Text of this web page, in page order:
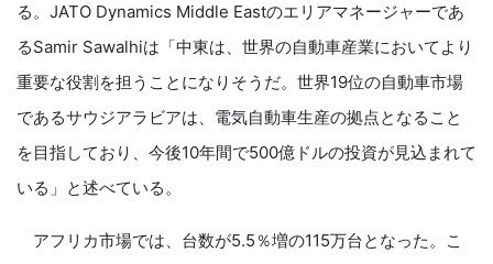
る。JATO Dynamics Middle Eastのエリアマネージャーであ
るSamir Sawalhiは「中東は、世界の自動車産業においてより
重要な役割を担うことになりそうだ。世界19位の自動車市場
であるサウジアラビアは、電気自動車生産の拠点となること
を目指しており、今後10年間で500億ドルの投資が見込まれて
いる」と述べている。
アフリカ市場では、台数が5.5％増の115万台となった。こ